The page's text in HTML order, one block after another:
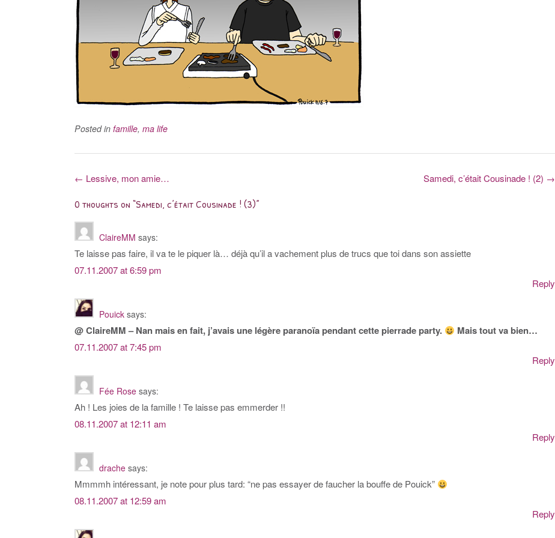
Posted in famille, ma life
Post
navigation
Samedi, c’était Cousinade ! (2) →
← Lessive, mon amie…
0 thoughts on “Samedi, c’était Cousinade ! (3)”
ClaireMM says:
Te laisse pas faire, il va te le piquer là… déjà qu’il a vachement plus de trucs que toi dans son assiette
07.11.2007 at 6:59 pm
Reply
Pouick says:
@ ClaireMM – Nan mais en fait, j’avais une légère paranoïa pendant cette pierrade party. Mais tout va bien…
07.11.2007 at 7:45 pm
Reply
Fée Rose says:
Ah ! Les joies de la famille ! Te laisse pas emmerder !!
08.11.2007 at 12:11 am
Reply
drache says:
Mmmmh intéressant, je note pour plus tard: “ne pas essayer de faucher la bouffe de Pouick”
08.11.2007 at 12:59 am
Reply